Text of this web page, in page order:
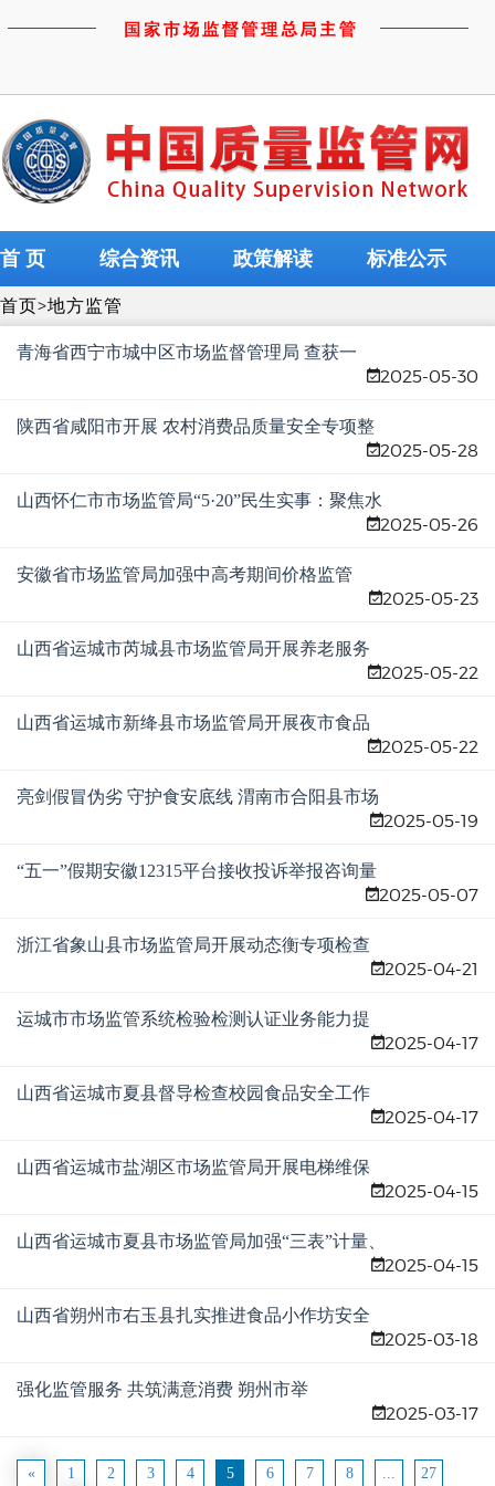
首 页 综合资讯 政策解读 标准公示
首页>地方监管
青海省西宁市城中区市场监督管理局 查获一
2025-05-30
陕西省咸阳市开展 农村消费品质量安全专项整
2025-05-28
山西怀仁市市场监管局“5·20”民生实事：聚焦水
2025-05-26
安徽省市场监管局加强中高考期间价格监管
2025-05-23
山西省运城市芮城县市场监管局开展养老服务
2025-05-22
山西省运城市新绛县市场监管局开展夜市食品
2025-05-22
亮剑假冒伪劣 守护食安底线 渭南市合阳县市场
监管局启动农村假冒伪劣食品“大兵团”整治行动2025-05-19
“五一”假期安徽12315平台接收投诉举报咨询量
2025-05-07
浙江省象山县市场监管局开展动态衡专项检查
2025-04-21
运城市市场监管系统检验检测认证业务能力提
2025-04-17
山西省运城市夏县督导检查校园食品安全工作
2025-04-17
山西省运城市盐湖区市场监管局开展电梯维保
2025-04-15
山西省运城市夏县市场监管局加强“三表”计量、
2025-04-15
山西省朔州市右玉县扎实推进食品小作坊安全
2025-03-18
强化监管服务 共筑满意消费 朔州市举
2025-03-17
« 1 2 3 4 5 6 7 8 ... 27